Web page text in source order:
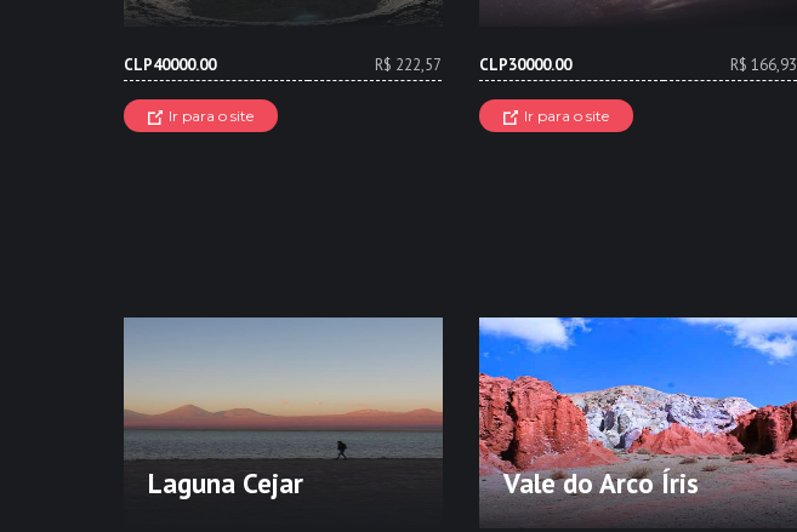
CLP40000.00 R$ 222,57
Ir para o site
CLP30000.00 R$ 166,93
Ir para o site
Laguna Cejar Vale do Arco Íris